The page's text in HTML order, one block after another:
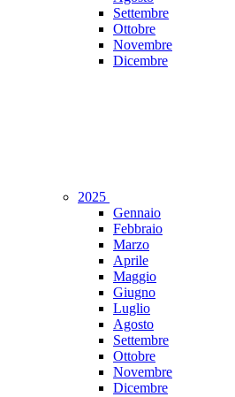
Settembre
Ottobre
Novembre
Dicembre
2025
Gennaio
Febbraio
Marzo
Aprile
Maggio
Giugno
Luglio
Agosto
Settembre
Ottobre
Novembre
Dicembre